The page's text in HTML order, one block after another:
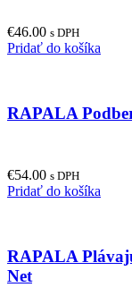
€46.00 s DPH
Pridať do košíka
RAPALA
€54.00 s DPH
Pridať do košíka
RAPALA
Net